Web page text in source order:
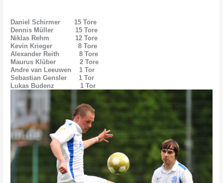
Daniel Schirmer 15 Tore
Dennis Müller 15 Tore
Niklas Rehm 12 Tore
Kevin Krieger 8 Tore
Alexander Reith 8 Tore
Maurus Klüber 2 Tore
Andre van Leeuwen 1 Tor
Sebastian Gensler 1 Tor
Lukas Budenz 1 Tor